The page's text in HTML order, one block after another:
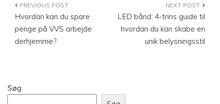
Indlægsnavigation
Hvordan kan du spare
penge på VVS arbejde
derhjemme?
LED bånd: 4-trins guide til
hvordan du kan skabe en
unik belysningsstil
Søg